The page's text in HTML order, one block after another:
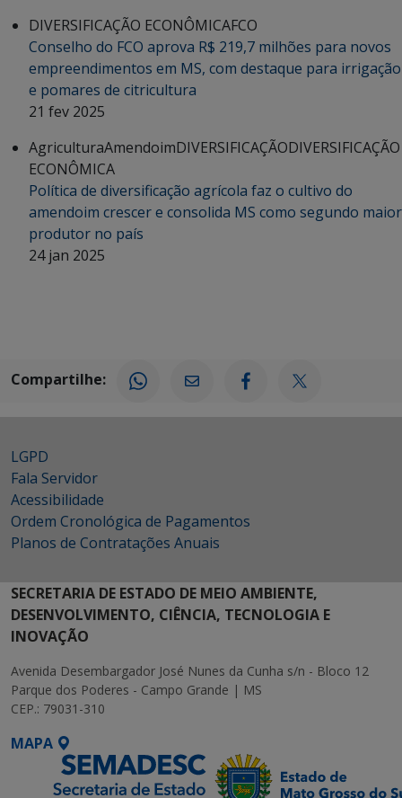
DIVERSIFICAÇÃO ECONÔMICAFCO
Conselho do FCO aprova R$ 219,7 milhões para novos
empreendimentos em MS, com destaque para irrigação
e pomares de citricultura
21 fev 2025
AgriculturaAmendoimDIVERSIFICAÇÃODIVERSIFICAÇÃO
ECONÔMICA
Política de diversificação agrícola faz o cultivo do
amendoim crescer e consolida MS como segundo maior
produtor no país
24 jan 2025
Compartilhe:
LGPD
Fala Servidor
Acessibilidade
Ordem Cronológica de Pagamentos
Planos de Contratações Anuais
SECRETARIA DE ESTADO DE MEIO AMBIENTE,
DESENVOLVIMENTO, CIÊNCIA, TECNOLOGIA E
INOVAÇÃO
Avenida Desembargador José Nunes da Cunha s/n - Bloco 12
Parque dos Poderes - Campo Grande | MS
CEP.: 79031-310
MAPA